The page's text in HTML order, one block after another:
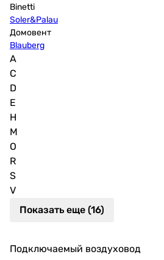
Binetti
Soler&Palau
Домовент
Blauberg
A
C
D
E
H
M
O
R
S
V
Показать еще (16)
Подключаемый воздуховод